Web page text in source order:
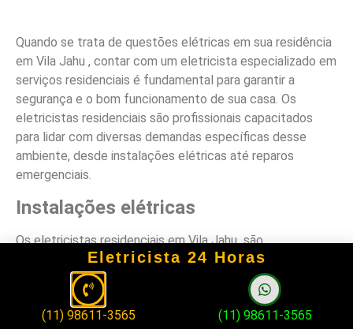
Quando se trata de questões elétricas em sua residência
em Vila Jahu , contar com um eletricista especializado em
serviços residenciais é fundamental para garantir a
segurança e o bom funcionamento de sua casa. Os
eletricistas residenciais são profissionais capacitados
para lidar com diversas demandas específicas desse
ambiente, desde instalações elétricas até reparos
emergenciais.
Instalações elétricas
Os eletricistas residenciais em Vila Jahu são
responsáveis por realizar instalações elétricas seguras e
eficientes, garantindo que todos os sistemas elétricos de
sua casa estejam em conformidade com as normas de
segurança. Eles podem cuidar da instalação de tomadas,
Eletricista 24 Horas
(11) 98611-3565 (11) 98611-3565